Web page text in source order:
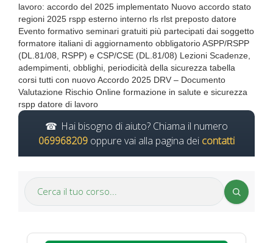
lavoro: accordo del 2025 implementato Nuovo accordo stato
regioni 2025 rspp esterno interno rls rlst preposto datore
Evento formativo seminari gratuiti più partecipati dai soggetto
formatore italiani di aggiornamento obbligatorio ASPP/RSPP
(DL.81/08, RSPP) e CSP/CSE (DL.81/08) Lezioni Scadenze,
adempimenti, obblighi, periodicità della sicurezza tabella
corsi tutti con nuovo Accordo 2025 DRV – Documento
Valutazione Rischio Online formazione in salute e sicurezza
rspp datore di lavoro
Hai bisogno di aiuto? Chiama il numero
069968209 oppure vai alla pagina dei contatti